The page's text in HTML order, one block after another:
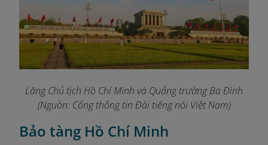
Lăng Chủ tịch Hồ Chí Minh và Quảng trường Ba Đình
(Nguồn: Cổng thông tin Đài tiếng nói Việt Nam)
Bảo tàng Hồ Chí Minh